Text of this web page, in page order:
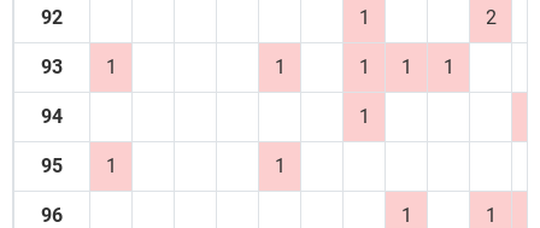
92 1 2
93 1 1 1 1 1
94 1
95 1 1
96 1 1